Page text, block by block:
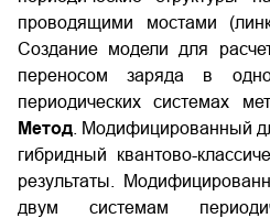
проводящими мостами
Создание модели для
переносом заряда в
периодических системах
Метод . Модифицированный
гибридный квантово-
результаты.
двум системам